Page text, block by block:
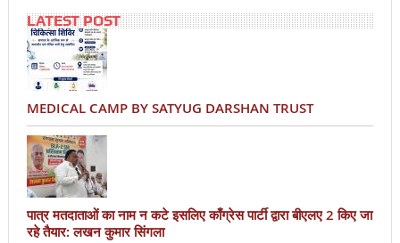
LATEST POST
MEDICAL CAMP BY SATYUG DARSHAN TRUST
पात्र मतदाताओं का नाम न कटे इसलिए काँग्रेस पार्टी द्वारा बीएलए 2 किए जा
रहे तैयार: लखन कुमार सिंगला